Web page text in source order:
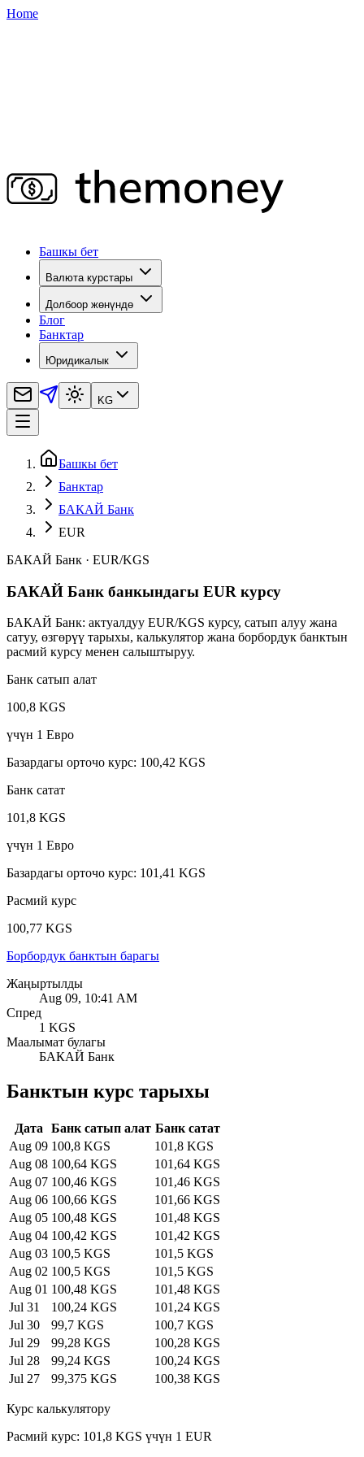
Home
Башкы бет
Валюта курстары
Долбоор жөнүндө
Блог
Банктар
Юридикалык
KG
Башкы бет
Банктар
БАКАЙ Банк
EUR
БАКАЙ Банк · EUR/KGS
БАКАЙ Банк банкындагы EUR курсу
БАКАЙ Банк: актуалдуу EUR/KGS курсу, сатып алуу жана
сатуу, өзгөрүү тарыхы, калькулятор жана борбордук банктын
расмий курсу менен салыштыруу.
Банк сатып алат
100,8 KGS
үчүн 1 Евро
Базардагы орточо курс: 100,42 KGS
Банк сатат
101,8 KGS
үчүн 1 Евро
Базардагы орточо курс: 101,41 KGS
Расмий курс
100,77 KGS
Борбордук банктын барагы
Жаңыртылды
Aug 09, 10:41 AM
Спред
1 KGS
Маалымат булагы
БАКАЙ Банк
Банктын курс тарыхы
Дата Банк сатып алат Банк сатат
Aug 09 100,8 KGS
101,8 KGS
Aug 08 100,64 KGS
101,64 KGS
Aug 07 100,46 KGS
101,46 KGS
Aug 06 100,66 KGS
101,66 KGS
Aug 05 100,48 KGS
101,48 KGS
Aug 04 100,42 KGS
101,42 KGS
Aug 03 100,5 KGS
101,5 KGS
Aug 02 100,5 KGS
101,5 KGS
Aug 01 100,48 KGS
101,48 KGS
Jul 31
100,24 KGS
101,24 KGS
Jul 30
99,7 KGS
100,7 KGS
Jul 29
99,28 KGS
100,28 KGS
Jul 28
99,24 KGS
100,24 KGS
Jul 27
99,375 KGS 100,38 KGS
Курс калькулятору
Расмий курс: 101,8 KGS үчүн 1 EUR